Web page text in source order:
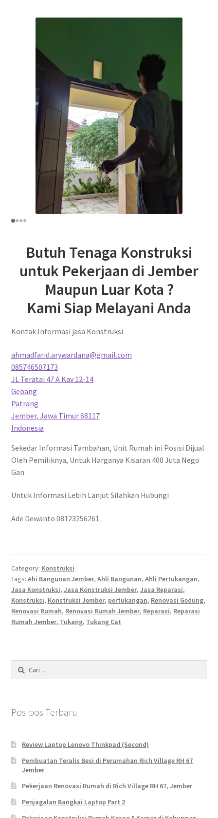
Butuh Tenaga Konstruksi
untuk Pekerjaan di Jember
Maupun Luar Kota ?
Kami Siap Melayani Anda
Kontak Informasi jasa Konstruksi
ahmadfarid.arywardana@gmail.com
085746507173
JL Teratai 47 A Kav 12-14
Gebang
Patrang
Jember, Jawa Timur68117
Indonesia
Sekedar Informasi Tambahan, Unit Rumah ini Posisi Dijual
Oleh Pemiliknya, Untuk Harganya Kisaran 400 Juta Nego
Gan
Untuk Informasi Lebih Lanjut Silahkan Hubungi
Ade Dewanto 08123256261
Category: Konstruksi
Tags: Ahi Bangunan Jember, Ahli Bangunan, Ahli Pertukangan,
Jasa Konstruksi, Jasa Konstruksi Jember, Jasa Reparasi,
Konstruksi, Konstruksi Jember, pertukangan, Renovasi Gedung,
Renovasi Rumah, Renovasi Rumah Jember, Reparasi, Reparasi
Rumah Jember, Tukang, Tukang Cat
Cari
untuk:
Pos-pos Terbaru
Review Laptop Lenovo Thinkpad (Second)
Pembuatan Teralis Besi di Perumahan Rich Village RH 67
Jember
Pekerjaan Renovasi Rumah di Rich Village RH 67, Jember
Penjagalan Bangkai Laptop Part 2